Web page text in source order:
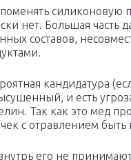
силиконовую
нет. Большая часть
составов,
кандидатура
и есть
Так как это мед
с отравлением быть
его не